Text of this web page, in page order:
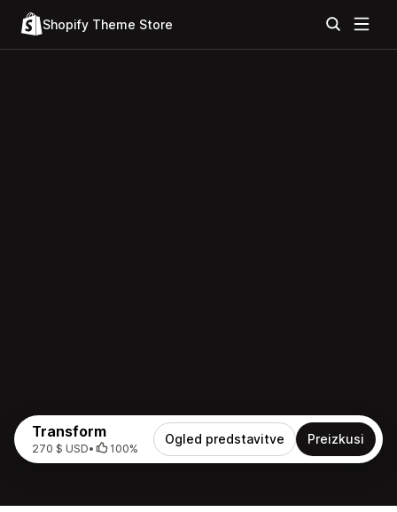
Shopify Theme Store
Transform
270 $ USD• 100%
Ogled predstavitve Preizkusi